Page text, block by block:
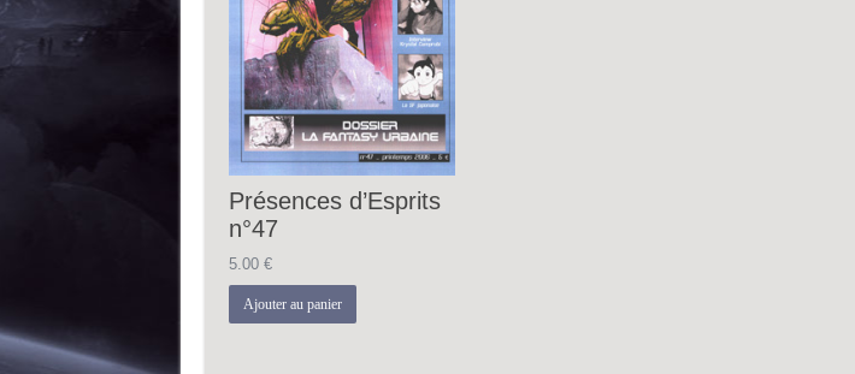
Présences d’Esprits
n°47
5.00 €
Ajouter au panier